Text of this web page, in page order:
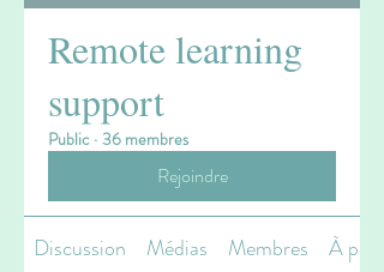
Remote learning
support
Public · 36 membres
Rejoindre
Discussion Médias Membres À